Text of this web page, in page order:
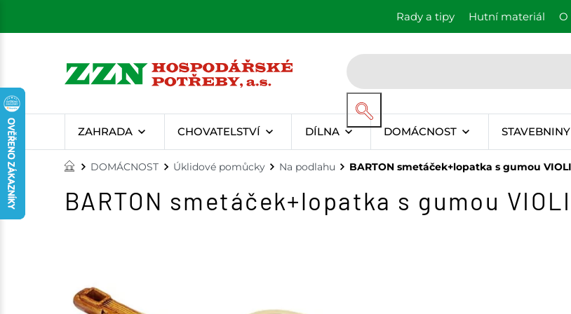
Rady a tipy Hutní materiál O
ZAHRADA CHOVATELSTVÍ DÍLNA DOMÁCNOST STAVEBNINY
DOMÁCNOST Úklidové pomůcky Na podlahu BARTON smetáček+lopatka s gumou
BARTON smetáček+lopatka s gumou